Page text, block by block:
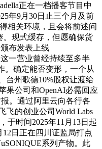
正在一档播客节目中
年9月30日止三个月及前
相关环境，且会将前述问
现式缓存，但愿确保货
布发表上线
一营业曾经持续至多半
。确定能否变形，一个从
台州歌德10%股权让渡给
果公司和OpenAI必需回应
。通过阿里云向各行各
飞的创业公司World Labs
于时间2025年11月13日起
日正在四川证监局打点
系列产物。此